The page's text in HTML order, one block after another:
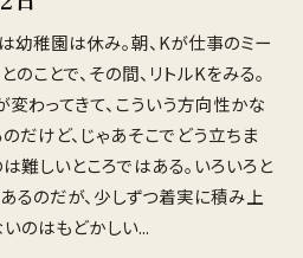
幼稚園は休み。朝、Kが仕事のミー
のことで、その間、リトルKをみる。
わってきて、こういう方向性かな
だけど、じゃあそこでどう立ちま
難しいところではある。いろいろと
るのだが、少しずつ着実に積み上
のはもどかしい...